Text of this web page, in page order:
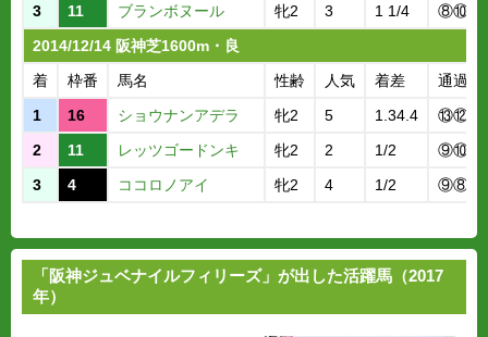
3
11 ブランボヌール 牝2 3 1 1/4
⑧⑩
2014/12/14 阪神芝1600m・良
着
枠番 馬名 性齢 人気 着差
通過順
1
16 ショウナンアデラ 牝2 5 1.34.4
⑬⑫
2
11 レッツゴードンキ 牝2 2 1/2
⑨⑩
3
4 ココロノアイ 牝2 4 1/2 ⑨⑧
「阪神ジュベナイルフィリーズ」が出した活躍馬（2017
年）